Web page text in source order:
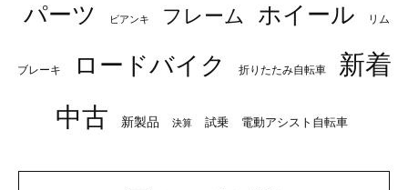
パーツ ビアンキ フレーム ホイール リム
ブレーキ ロードバイク 折りたたみ自転車
新着
中古
新製品 決算 試乗 電動アシスト自転車